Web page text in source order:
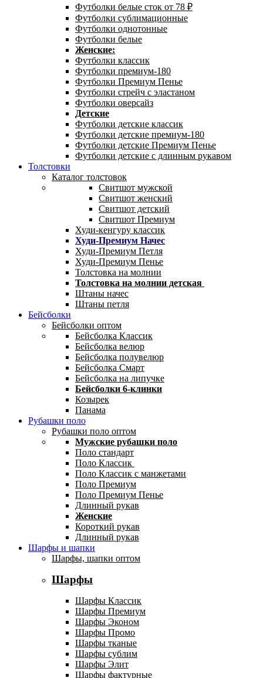
Футболки белые сток от 78 ₽
Футболки сублимационные
Футболки однотонные
Футболки белые
Женские:
Футболки классик
Футболки премиум-180
Футболки Премиум Пенье
Футболки стрейч с эластаном
Футболки оверсайз
Детские
Футболки детские классик
Футболки детские премиум-180
Футболки детские Премиум Пенье
Футболки детские с длинным рукавом
Толстовки
Каталог толстовок
Свитшот мужской
Свитшот женский
Свитшот детский
Свитшот Премиум
Худи-кенгуру классик
Худи-Премиум Начес
Худи-Премиум Петля
Худи-Премиум Пенье
Толстовка на молнии
Толстовка на молнии детская
Штаны начес
Штаны петля
Бейсболки
Бейсболки оптом
Бейсболка Классик
Бейсболка велюр
Бейсболка полувелюр
Бейсболка Смарт
Бейсболка на липучке
Бейсболки 6-клинки
Козырек
Панама
Рубашки поло
Рубашки поло оптом
Мужские рубашки поло
Поло стандарт
Поло Классик
Поло Классик с манжетами
Поло Премиум
Поло Премиум Пенье
Длинный рукав
Женские
Короткий рукав
Длинный рукав
Шарфы и шапки
Шарфы, шапки оптом
Шарфы
Шарфы Классик
Шарфы Премиум
Шарфы Эконом
Шарфы Промо
Шарфы тканые
Шарфы сублим
Шарфы Элит
Шарфы фактурные